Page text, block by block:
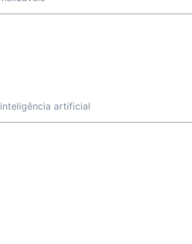
artificial